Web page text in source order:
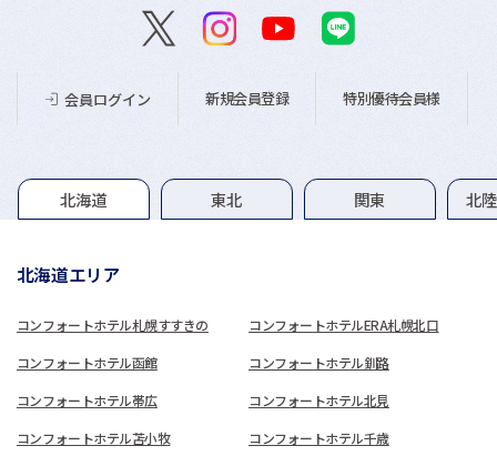
会員ログイン 新規会員登録 特別優待会員様
グループホテル一覧
北海道 東北 関東 北
北海道エリア
コンフォートホテル札幌すすきの コンフォートホテルERA札幌北口
コンフォートホテル函館 コンフォートホテル釧路
コンフォートホテル帯広 コンフォートホテル北見
コンフォートホテル苫小牧 コンフォートホテル千歳